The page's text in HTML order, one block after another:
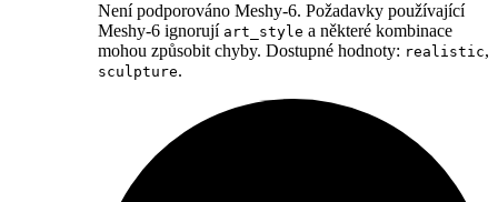
Není podporováno Meshy-6. Požadavky používající
Meshy-6 ignorují art_style a některé kombinace
mohou způsobit chyby. Dostupné hodnoty: realistic,
sculpture.